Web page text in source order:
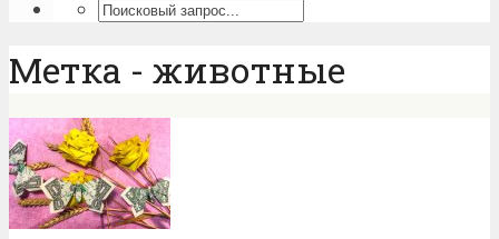
Метка - животные